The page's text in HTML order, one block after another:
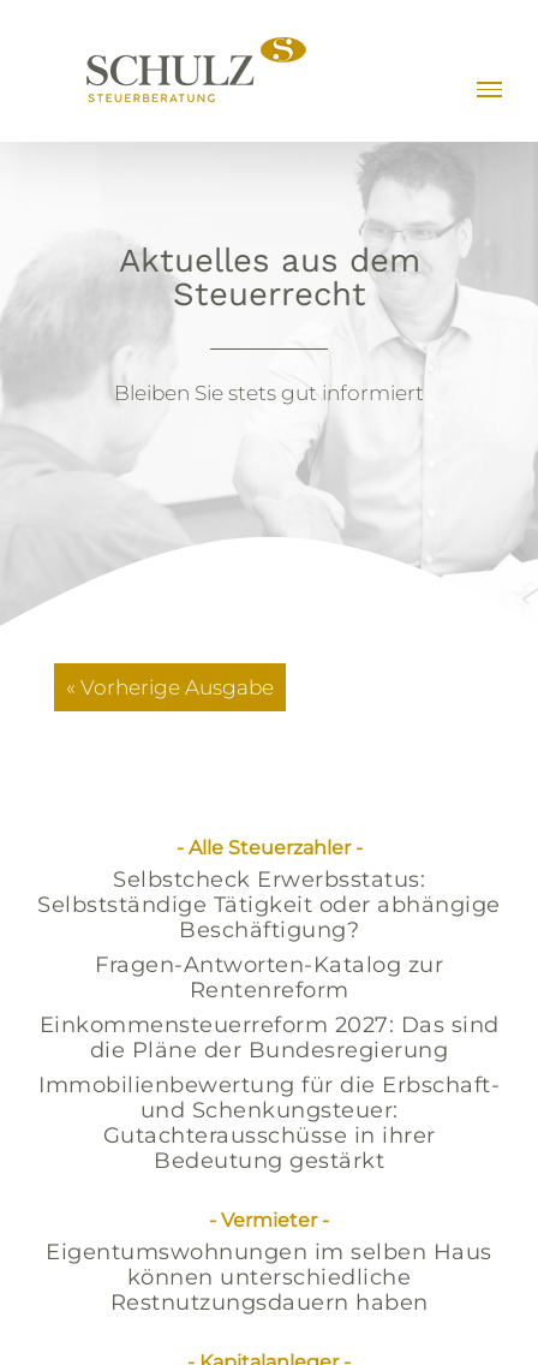
springen
Aktuelles aus dem
Steuerrecht
Bleiben Sie stets gut informiert
« Vorherige Ausgabe
- Alle Steuerzahler -
Selbstcheck Erwerbsstatus:
Selbstständige Tätigkeit oder abhängige
Beschäftigung?
Fragen-Antworten-Katalog zur
Rentenreform
Einkommensteuerreform 2027: Das sind
die Pläne der Bundesregierung
Immobilienbewertung für die Erbschaft-
und Schenkungsteuer:
Gutachterausschüsse in ihrer
Bedeutung gestärkt
- Vermieter -
Eigentumswohnungen im selben Haus
können unterschiedliche
Restnutzungsdauern haben